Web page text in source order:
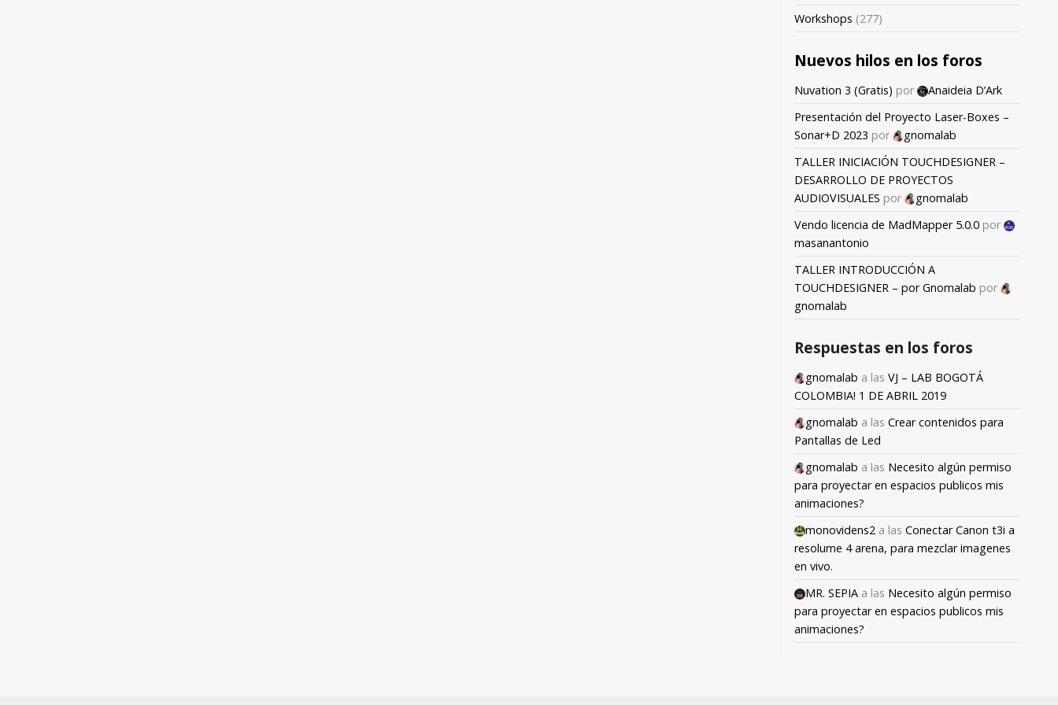
Workshops (277)
Nuevos hilos en los foros
Nuvation 3 (Gratis) por
Anaideia D’Ark
Presentación del Proyecto Laser-Boxes –
Sonar+D 2023 por
gnomalab
TALLER INICIACIÓN TOUCHDESIGNER –
DESARROLLO DE PROYECTOS
AUDIOVISUALES por
gnomalab
Vendo licencia de MadMapper 5.0.0 por
masanantonio
TALLER INTRODUCCIÓN A
TOUCHDESIGNER – por Gnomalab por
gnomalab
Respuestas en los foros
gnomalab a las VJ – LAB BOGOTÁ
COLOMBIA! 1 DE ABRIL 2019
gnomalab a las Crear contenidos para
Pantallas de Led
gnomalab a las Necesito algún permiso
para proyectar en espacios publicos mis
animaciones?
monovidens2 a las Conectar Canon t3i a
resolume 4 arena, para mezclar imagenes
en vivo.
MR. SEPIA a las Necesito algún permiso
para proyectar en espacios publicos mis
animaciones?